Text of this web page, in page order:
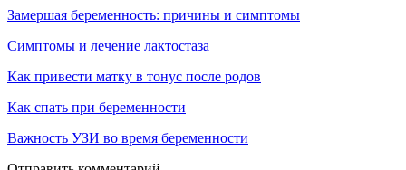
Замершая беременность: причины и симптомы
Симптомы и лечение лактостаза
Как привести матку в тонус после родов
Как спать при беременности
Важность УЗИ во время беременности